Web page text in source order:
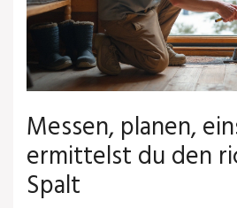
Messen, planen,
ermittelst du den
Spalt